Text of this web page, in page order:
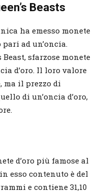
Beasts
ha emesso monete
ad un’oncia.
sfarzose monete
d’oro. Il loro valore
ma il prezzo di
di un’oncia d’oro,
d’oro più famose al
esso contenuto è del
e contiene 31,10